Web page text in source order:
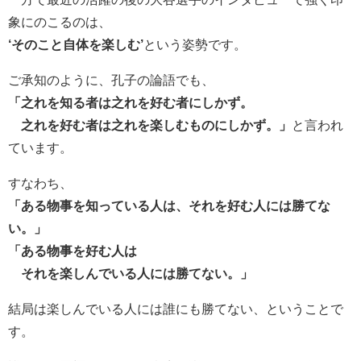
象にのこるのは、
‘そのこと自体を楽しむ’という姿勢です。
ご承知のように、孔子の論語でも、
「之れを知る者は之れを好む者にしかず。
之れを好む者は之れを楽しむものにしかず。」
と言われ
ています。
すなわち、
「ある物事を知っている人は、それを好む人には勝てな
い。」
「ある物事を好む人は
それを楽しんでいる人には勝てない。」
結局は楽しんでいる人には誰にも勝てない、ということで
す。